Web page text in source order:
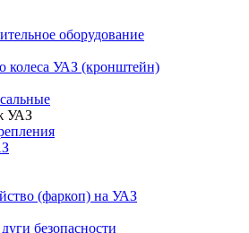
оборудование
колеса УАЗ (кронштейн)
УАЗ
(фаркоп) на УАЗ
безопасности